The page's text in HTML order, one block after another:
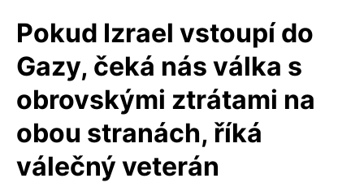
Pokud Izrael vstoupí do
Gazy, čeká nás válka s
obrovskými ztrátami na
obou stranách, říká
válečný veterán